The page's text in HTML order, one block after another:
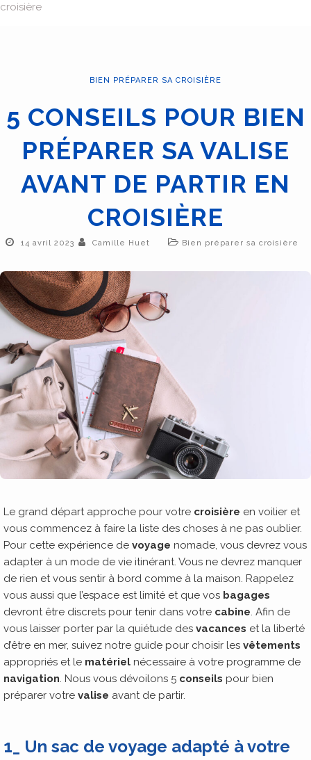
croisière
BIEN PRÉPARER SA CROISIÈRE
5 CONSEILS POUR BIEN
PRÉPARER SA VALISE
AVANT DE PARTIR EN
CROISIÈRE
14 avril 2023 Camille Huet Bien préparer sa croisière
Le grand départ approche pour votre croisière en voilier et
vous commencez à faire la liste des choses à ne pas oublier.
Pour cette expérience de voyage nomade, vous devrez vous
adapter à un mode de vie itinérant. Vous ne devrez manquer
de rien et vous sentir à bord comme à la maison. Rappelez
vous aussi que l’espace est limité et que vos bagages
devront être discrets pour tenir dans votre cabine. Afin de
vous laisser porter par la quiétude des vacances et la liberté
d’être en mer, suivez notre guide pour choisir les vêtements
appropriés et le matériel nécessaire à votre programme de
navigation. Nous vous dévoilons 5 conseils pour bien
préparer votre valise avant de partir.
1_ Un sac de voyage adapté à votre